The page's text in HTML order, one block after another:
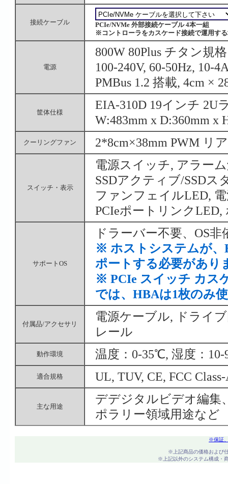
接続ケーブル
PCIe/NVMe 外部接続ケーブル 4本一組
※コントローラをカスケード接続で運用す
電源
800W 80Plus チタン規
100-240V, 60-50Hz, 10-
PMBus 1.2 搭載, 4cm ×
筐体仕様
EIA-310D 19インチ 2U
W:483mm x D:360mm x
クーリングファン 2*8cm×38mm PWM リ
スイッチ・表示
電源スイッチ, アラー
SSDアクティブ/SSDス
ファンフェイルLED,
PCIeポートリンク
サポートOS
ドラーバー不要、OS非
※ ホストシステムが、
ポートする必要があり
※ PCIe スイッチ カス
では、HBAは1枚のみ
付属品/アクセサリ
電源ケーブル, ドライ
レール
動作環境 温度：0-35℃, 湿度：10-
適合規格 UL, TUV, CE, FCC
主な用途
デデジタルビデオ編集
ポラリー領域用途など
※保証
※上記商品の価格および
※上記以外のシステム構成・